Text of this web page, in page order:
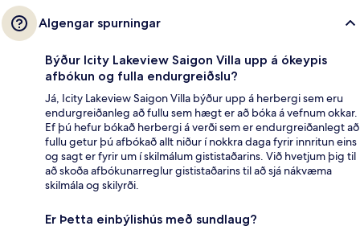
Algengar spurningar
Býður Icity Lakeview Saigon Villa upp á ókeypis
afbókun og fulla endurgreiðslu?
Já, Icity Lakeview Saigon Villa býður upp á herbergi sem eru
endurgreiðanleg að fullu sem hægt er að bóka á vefnum okkar.
Ef þú hefur bókað herbergi á verði sem er endurgreiðanlegt að
fullu getur þú afbókað allt niður í nokkra daga fyrir innritun eins
og sagt er fyrir um í skilmálum gististaðarins. Við hvetjum þig til
að skoða afbókunarreglur gististaðarins til að sjá nákvæma
skilmála og skilyrði.
Er Þetta einbýlishús með sundlaug?